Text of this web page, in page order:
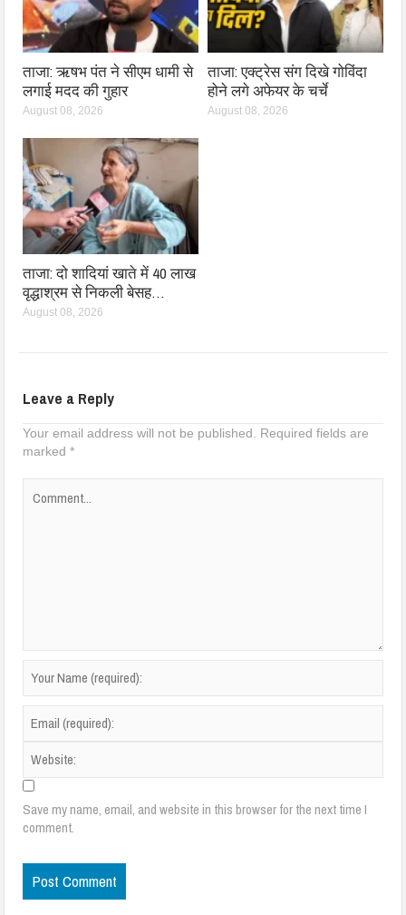
ताजा: ऋषभ पंत ने सीएम धामी से
लगाई मदद की गुहार
August 08, 2026
ताजा: एक्ट्रेस संग दिखे गोविंदा
होने लगे अफेयर के चर्चे
August 08, 2026
ताजा: दो शादियां खाते में 40 लाख
वृद्धाश्रम से निकली बेसह…
August 08, 2026
Leave a Reply
Your email address will not be published.
Required fields are
marked*
Save my name, email, and website in this browser for the next time I
comment.